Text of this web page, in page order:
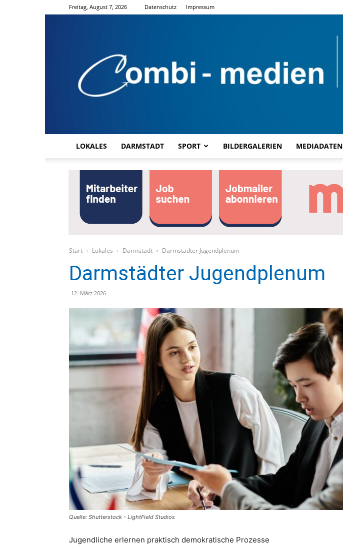
Freitag, August 7, 2026 Datenschutz Impressum
LOKALES DARMSTADT SPORT BILDERGALERIEN MEDIADATEN
Start Lokales Darmstadt Darmstädter Jugendplenum
Darmstädter Jugendplenum
12. März 2026
Quelle: Shutterstock - LightField Studios
Jugendliche erlernen praktisch demokratische Prozesse